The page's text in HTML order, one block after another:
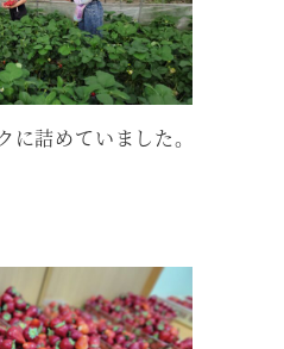
詰めていました。